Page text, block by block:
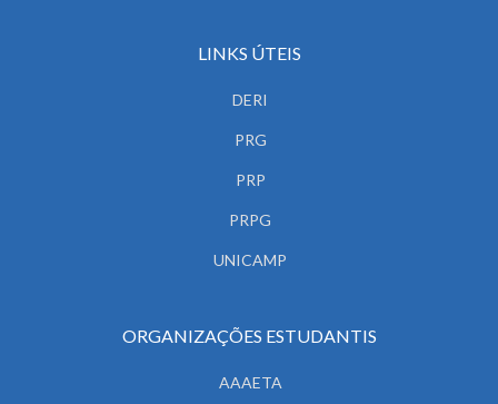
LINKS ÚTEIS
DERI
PRG
PRP
PRPG
UNICAMP
ORGANIZAÇÕES ESTUDANTIS
AAAETA